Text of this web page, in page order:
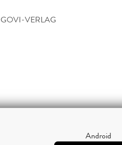
GOVI-VERLAG
Android